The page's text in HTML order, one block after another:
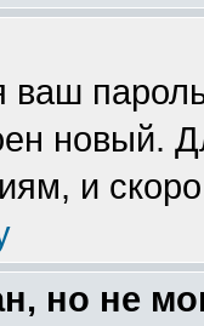
ваш
новый.
и
но не